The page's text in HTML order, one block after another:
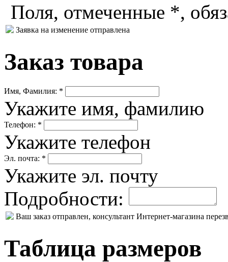
Поля, отмеченные *,
Заявка на изменение отправлена
Заказ товара
Имя, Фамилия: *
Укажите имя, фамилию
Телефон: *
Укажите телефон
Эл. почта: *
Укажите эл. почту
Подробности:
Ваш заказ отправлен, консультант Интернет-магазина
Таблица размеров